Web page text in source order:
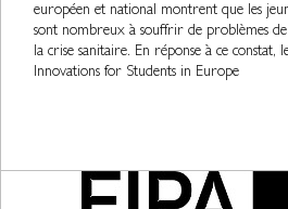
européen et national montrent que les
sont nombreux à souffrir de problèmes
la crise sanitaire. En réponse à ce constat,
Innovations for Students in Europe